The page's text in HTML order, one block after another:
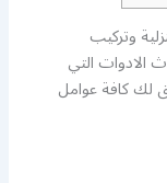
وتركيب
الادوات التي
لك كافة عوامل